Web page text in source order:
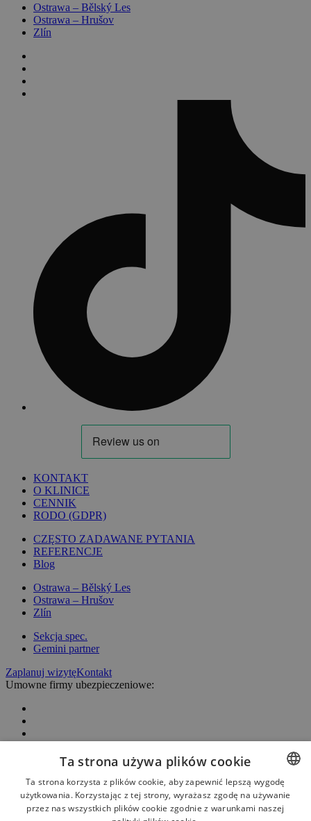
Ostrawa – Bělský Les
Ostrawa – Hrušov
Zlín
KONTAKT
O KLINICE
CENNIK
RODO (GDPR)
CZĘSTO ZADAWANE PYTANIA
REFERENCJE
Blog
Ostrawa – Bělský Les
Ostrawa – Hrušov
Zlín
Sekcja spec.
Gemini partner
Zaplanuj wizytęKontakt
Umowne firmy ubezpieczeniowe:
CZECH
Ta strona używa plików cookie
Ta strona korzysta z plików cookie, aby zapewnić lepszą wygodę
użytkowania. Korzystając z tej strony, wyrażasz zgodę na używanie
przez nas wszystkich plików cookie zgodnie z warunkami naszej